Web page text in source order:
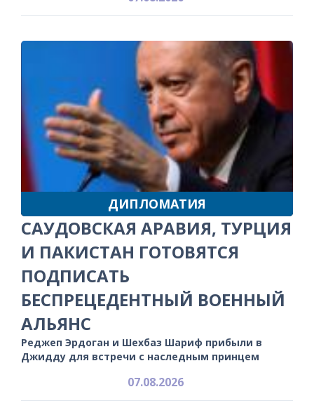
ДИПЛОМАТИЯ
САУДОВСКАЯ АРАВИЯ, ТУРЦИЯ
И ПАКИСТАН ГОТОВЯТСЯ
ПОДПИСАТЬ
БЕСПРЕЦЕДЕНТНЫЙ ВОЕННЫЙ
АЛЬЯНС
Реджеп Эрдоган и Шехбаз Шариф прибыли в
Джидду для встречи с наследным принцем
07.08.2026